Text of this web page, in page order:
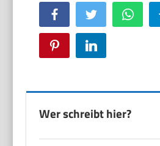
Facebook Twitter
Pinterest LinkedIn
Wer schreibt hier?